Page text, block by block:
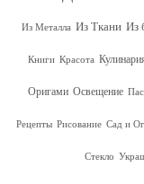
Из Металла Из Ткани Из
Книги Красота
Оригами Освещение
Рецепты Рисование Сад и
Стекло